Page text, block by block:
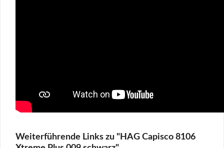
Weiterführende Links zu "HAG Capisco 8106